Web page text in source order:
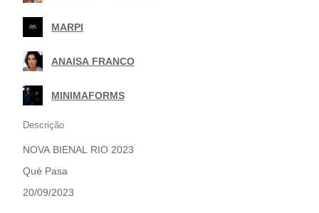
MARPI
| ANAISA FRANCO
| MINIMAFORMS
Descrição
NOVA BIENAL RIO 2023
Qué Pasa
20/09/2023